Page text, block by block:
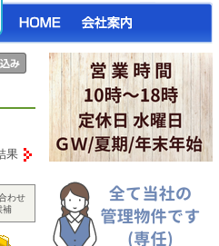
果
わせ
補